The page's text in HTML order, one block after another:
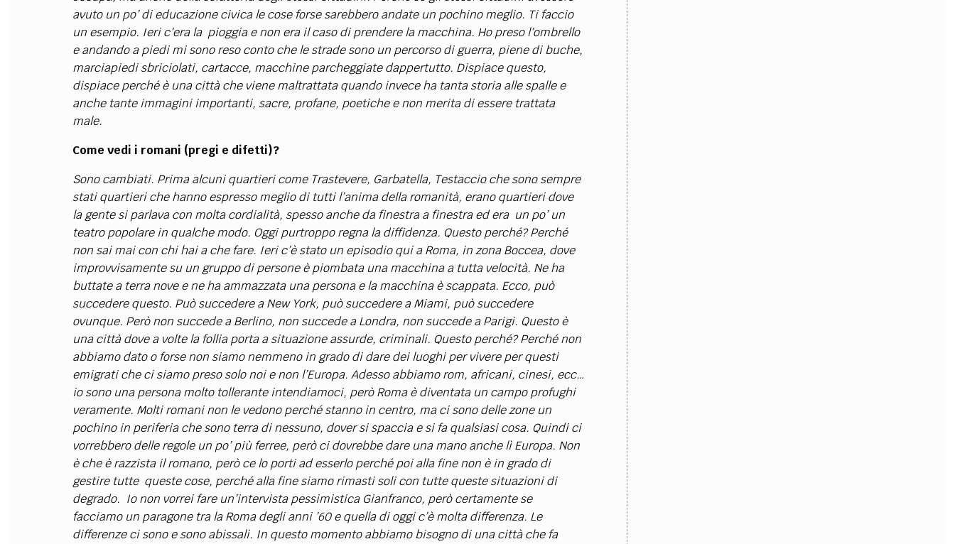
avuto un po’ di educazione civica le cose forse sarebbero andate un pochino meglio. Ti faccio
un esempio. Ieri c’era la pioggia e non era il caso di prendere la macchina. Ho preso l’ombrello
e andando a piedi mi sono reso conto che le strade sono un percorso di guerra, piene di buche,
marciapiedi sbriciolati, cartacce, macchine parcheggiate dappertutto. Dispiace questo,
dispiace perché è una città che viene maltrattata quando invece ha tanta storia alle spalle e
anche tante immagini importanti, sacre, profane, poetiche e non merita di essere trattata
male.
Come vedi i romani (pregi e difetti)?
Sono cambiati. Prima alcuni quartieri come Trastevere, Garbatella, Testaccio che sono sempre
stati quartieri che hanno espresso meglio di tutti l’anima della romanità, erano quartieri dove
la gente si parlava con molta cordialità, spesso anche da finestra a finestra ed era un po’ un
teatro popolare in qualche modo. Oggi purtroppo regna la diffidenza. Questo perché? Perché
non sai mai con chi hai a che fare. Ieri c’è stato un episodio qui a Roma, in zona Boccea, dove
improvvisamente su un gruppo di persone è piombata una macchina a tutta velocità. Ne ha
buttate a terra nove e ne ha ammazzata una persona e la macchina è scappata. Ecco, può
succedere questo. Può succedere a New York, può succedere a Miami, può succedere
ovunque. Però non succede a Berlino, non succede a Londra, non succede a Parigi. Questo è
una città dove a volte la follia porta a situazione assurde, criminali. Questo perché? Perché non
abbiamo dato o forse non siamo nemmeno in grado di dare dei luoghi per vivere per questi
emigrati che ci siamo preso solo noi e non l’Europa. Adesso abbiamo rom, africani, cinesi, ecc…
io sono una persona molto tollerante intendiamoci, però Roma è diventata un campo profughi
veramente. Molti romani non le vedono perché stanno in centro, ma ci sono delle zone un
pochino in periferia che sono terra di nessuno, dover si spaccia e si fa qualsiasi cosa. Quindi ci
vorrebbero delle regole un po’ più ferree, però ci dovrebbe dare una mano anche lì Europa. Non
è che è razzista il romano, però ce lo porti ad esserlo perché poi alla fine non è in grado di
gestire tutte queste cose, perché alla fine siamo rimasti soli con tutte queste situazioni di
degrado. Io non vorrei fare un’intervista pessimistica Gianfranco, però certamente se
facciamo un paragone tra la Roma degli anni ’60 e quella di oggi c’è molta differenza. Le
differenze ci sono e sono abissali. In questo momento abbiamo bisogno di una città che fa